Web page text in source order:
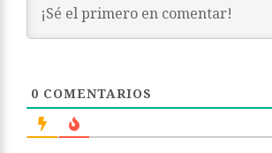
0 COMENTARIOS